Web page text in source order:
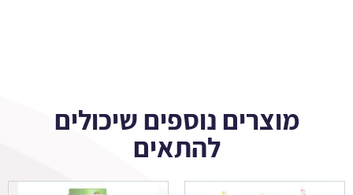
מוצרים נוספים שיכולים
להתאים